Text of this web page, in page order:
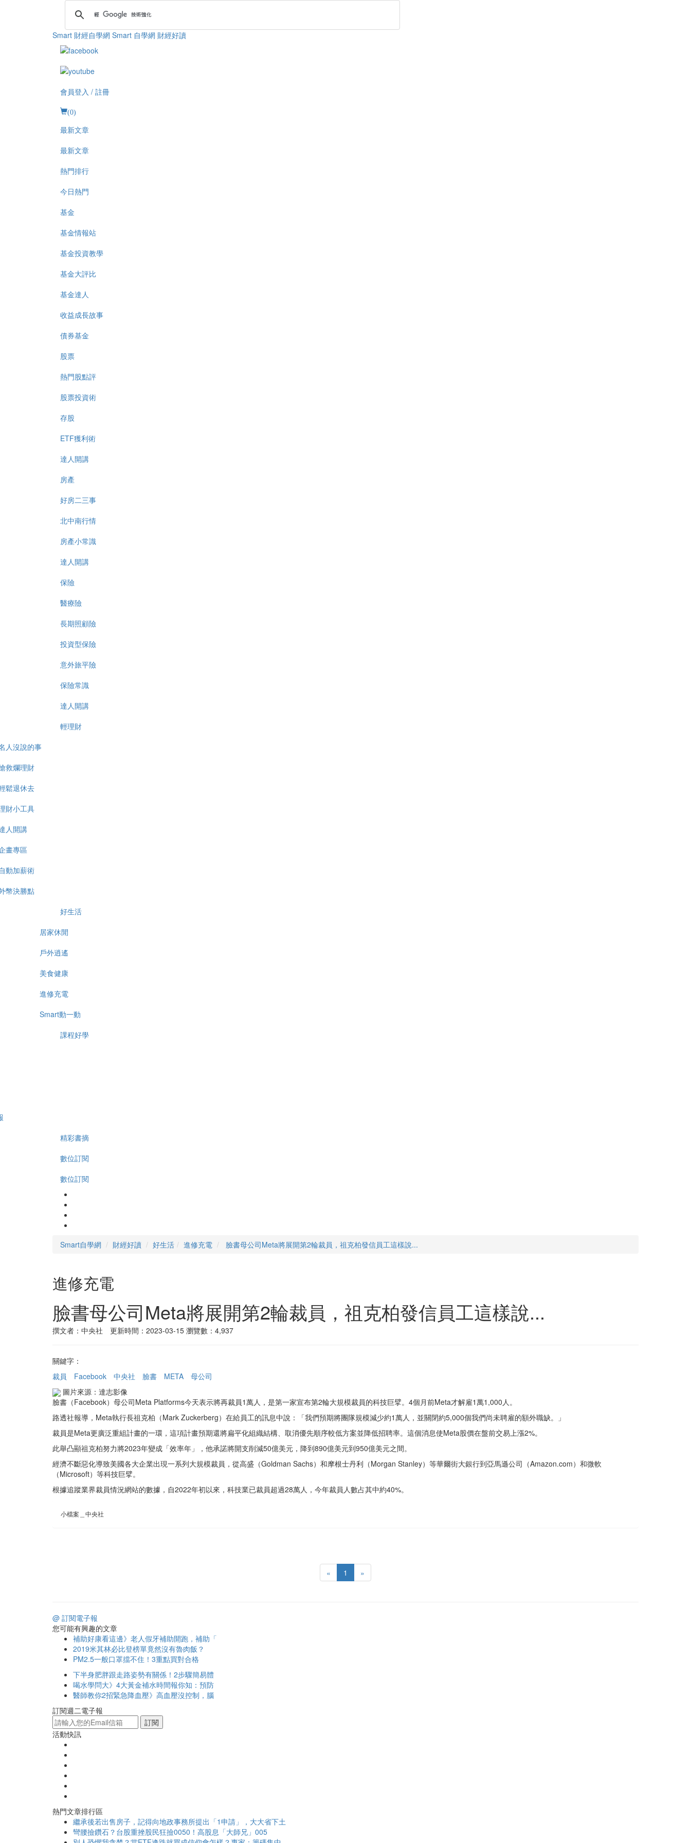
Smart 財經自學網 Smart 自學網 財經好讀
會員登入 / 註冊
(0)
最新文章
最新文章
熱門排行
今日熱門
基金
基金情報站
基金投資教學
基金大評比
基金達人
收益成長故事
債券基金
股票
熱門股點評
股票投資術
存股
ETF獲利術
達人開講
房產
好房二三事
北中南行情
房產小常識
達人開講
保險
醫療險
長期照顧險
投資型保險
意外旅平險
保險常識
達人開講
輕理財
人沒說的事
救爛理財
鬆退休去
財小工具
人開講
畫專區
動加薪術
幣決勝點
好生活
居家休閒
戶外逍遙
美食健康
進修充電
Smart動一動
課程好學
精彩書摘
數位訂閱
數位訂閱
Smart自學網 財經好讀 好生活 進修充電 臉書母公司Meta將展開第2輪裁員，祖克柏發信員工這樣說...
進修充電
臉書母公司Meta將展開第2輪裁員，祖克柏發信員工這樣說...
撰文者：中央社 更新時間：2023-03-15 瀏覽數：4,937
關鍵字：
裁員
Facebook 中央社 臉書 META
母公司
圖片來源：達志影像
臉書（Facebook）母公司Meta Platforms今天表示將再裁員1萬人，是第一家宣布第2輪大規模裁員的科技巨擘。4個月前Meta才解雇1萬1,000人。
路透社報導，Meta執行長祖克柏（Mark Zuckerberg）在給員工的訊息中說：「我們預期將團隊規模減少約1萬人，並關閉約5,000個我們尚未聘雇的額外職缺。」
裁員是Meta更廣泛重組計畫的一環，這項計畫預期還將扁平化組織結構、取消優先順序較低方案並降低招聘率。這個消息使Meta股價在盤前交易上漲2%。
此舉凸顯祖克柏努力將2023年變成「效率年」，他承諾將開支削減50億美元，降到890億美元到950億美元之間。
經濟不斷惡化導致美國各大企業出現一系列大規模裁員，從高盛（Goldman Sachs）和摩根士丹利（Morgan Stanley）等華爾街大銀行到亞馬遜公司（Amazon.com）和微軟
（Microsoft）等科技巨擘。
根據追蹤業界裁員情況網站的數據，自2022年初以來，科技業已裁員超過28萬人，今年裁員人數占其中約40%。
小檔案＿中央社
« 1 »
@ 訂閱電子報
您可能有興趣的文章
補助好康看這邊》老人假牙補助開跑，補助「
2019米其林必比登榜單竟然沒有魯肉飯？
PM2.5一般口罩擋不住！3重點買對合格
下半身肥胖跟走路姿勢有關係！2步驟簡易體
喝水學問大》4大黃金補水時間報你知：預防
醫師教你2招緊急降血壓》高血壓沒控制，腦
訂閱週二電子報
訂閱
活動快訊
熱門文章排行區
繼承後若出售房子，記得向地政事務所提出「1申請」，大大省下土
彎腰撿鑽石？台股重挫股民狂撿0050！高股息「大師兄」005